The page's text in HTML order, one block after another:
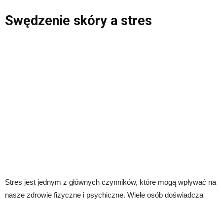
Swędzenie skóry a stres
Stres jest jednym z głównych czynników, które mogą wpływać na
nasze zdrowie fizyczne i psychiczne. Wiele osób doświadcza